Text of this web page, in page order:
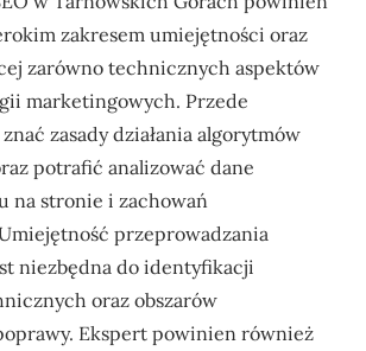
zakresem umiejętności oraz
zarówno technicznych aspektów
marketingowych. Przede
zasady działania algorytmów
potrafić analizować dane
na stronie i zachowań
przeprowadzania
niezbędna do identyfikacji
oraz obszarów
Ekspert powinien również